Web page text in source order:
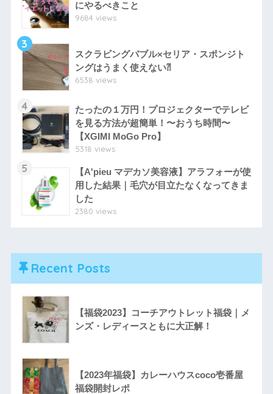
にやるべきこと
9684 views
3
スクラビングバブル×セリア・スポンジト
ングはうまく使えない⁈
6538 views
4
たったの１万円！プロジェクターでテレビ
を見る方法が超簡単！〜おうち時間〜
【XGIMI MoGo Pro】
5318 views
5
【A'pieu マデカソ美容液】アラフォーが使
用した結果｜毛穴が目立たなくなってきま
した
2380 views
Recent Posts
【福袋2023】コーチアウトレット福袋｜メ
ンズ・レディースともに大正解！
【2023年福袋】カレーハウスcoco壱番屋
福袋開封レポ